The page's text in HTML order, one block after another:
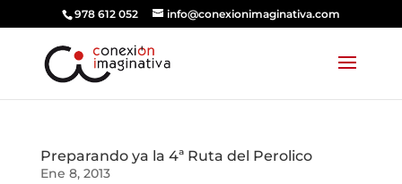
978 612 052 info@conexionimaginativa.com
Preparando ya la 4ª Ruta del Perolico
Ene 8, 2013